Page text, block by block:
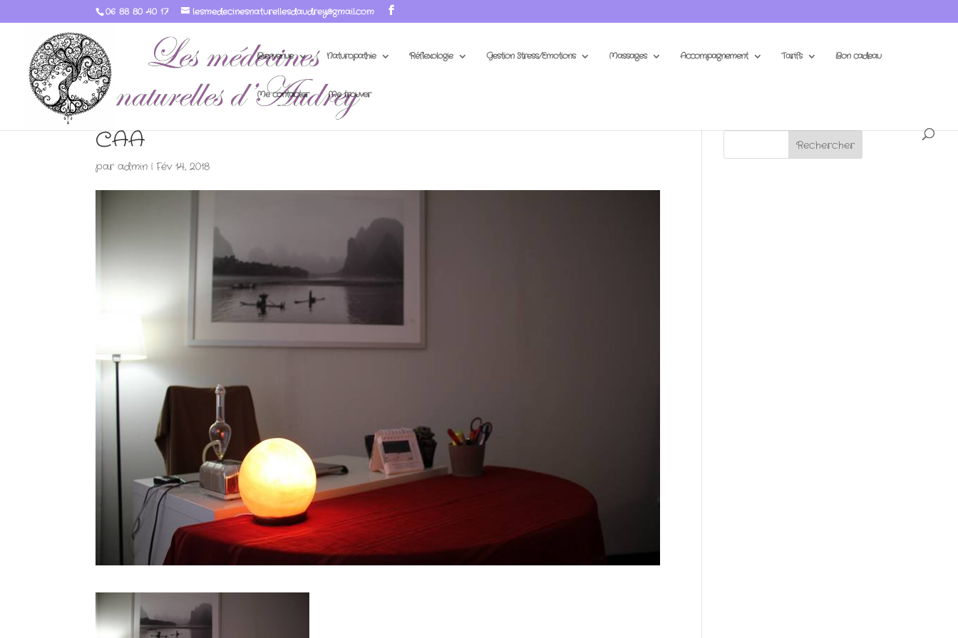
06 88 80 40 17 lesmedecinesnaturellesdaudrey@gmail.com
Bienvenue Naturopathie Réflexologie Gestion Stress/Emotions Massages Accompagnement Tarifs Bon cadeau
Me contacter Me trouver
CAA
paradmin |Fév 14, 2018